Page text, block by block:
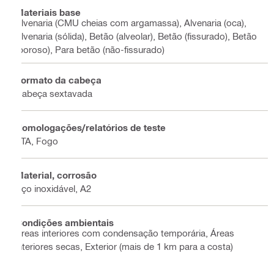
Materiais base
Alvenaria (CMU cheias com argamassa), Alvenaria (oca),
Alvenaria (sólida), Betão (alveolar), Betão (fissurado), Betão
(poroso), Para betão (não-fissurado)
Formato da cabeça
Cabeça sextavada
Homologações/relatórios de teste
ETA, Fogo
Material, corrosão
Aço inoxidável, A2
Condições ambientais
Áreas interiores com condensação temporária, Áreas
interiores secas, Exterior (mais de 1 km para a costa)